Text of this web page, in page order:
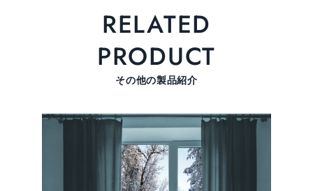
RELATED
PRODUCT
その他の製品紹介